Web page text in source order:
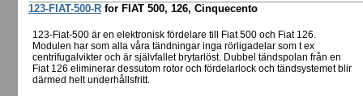
123-FIAT-500-R for FIAT 500, 126, Cinquecento
123-Fiat-500 är en elektronisk fördelare till Fiat 500 och Fiat 126.
Modulen har som alla våra tändningar inga rörligadelar som t ex
centrifugalvikter och är självfallet brytarlöst. Dubbel tändspolan från en
Fiat 126 eliminerar dessutom rotor och fördelarlock och tändsystemet blir
därmed helt underhållsfritt.